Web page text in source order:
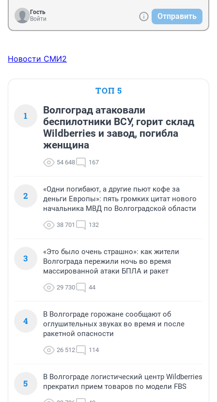
Гость
Войти
Отправить
Новости СМИ2
ТОП 5
1
Волгоград атаковали
беспилотники ВСУ, горит склад
Wildberries и завод, погибла
женщина
54 648 167
2
«Одни погибают, а другие пьют кофе за
деньги Европы»: пять громких цитат нового
начальника МВД по Волгоградской области
38 701 132
3
«Это было очень страшно»: как жители
Волгограда пережили ночь во время
массированной атаки БПЛА и ракет
29 730 44
4
В Волгограде горожане сообщают об
оглушительных звуках во время и после
ракетной опасности
26 512 114
5
В Волгограде логистический центр Wildberries
прекратил прием товаров по модели FBS